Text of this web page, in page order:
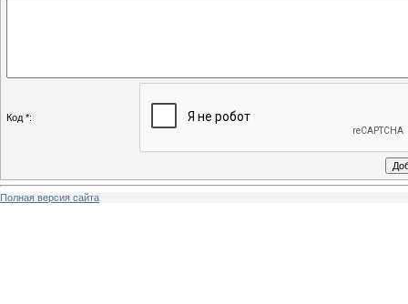
Код *:
Полная версия сайта